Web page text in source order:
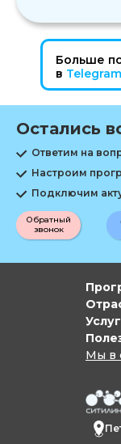
Больше
в Telegram
Остались
Ответим на
Настроим
Подключим
Обратный
звонок
Мы в